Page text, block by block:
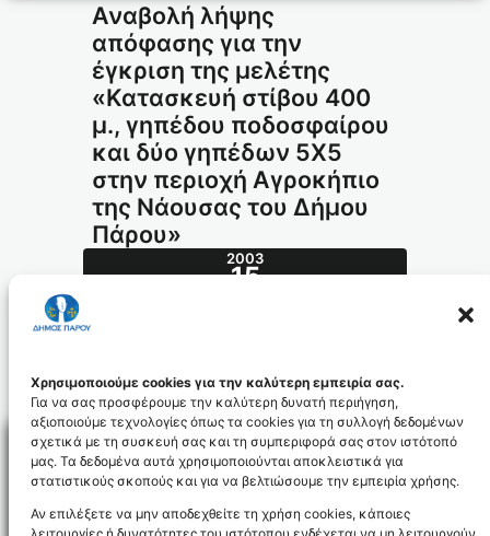
Χρησιμοποιούμε cookies για την καλύτερη εμπειρία σας.
Για να σας προσφέρουμε την καλύτερη δυνατή περιήγηση,
αξιοποιούμε τεχνολογίες όπως τα cookies για τη συλλογή δεδομένων
σχετικά με τη συσκευή σας και τη συμπεριφορά σας στον ιστότοπό
μας. Τα δεδομένα αυτά χρησιμοποιούνται αποκλειστικά για
στατιστικούς σκοπούς και για να βελτιώσουμε την εμπειρία χρήσης.
Αν επιλέξετε να μην αποδεχθείτε τη χρήση cookies, κάποιες
Αναβολή λήψης
απόφασης για την
έγκριση της μελέτης
«Κατασκευή στίβου 400
μ., γηπέδου ποδοσφαίρου
και δύο γηπέδων 5Χ5
στην περιοχή Αγροκήπιο
της Νάουσας του Δήμου
Πάρου»
2003
15
401.2003_id739